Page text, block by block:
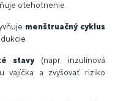
otehotnenie.
menštruačný cyklus
stavy(napr. inzulínová
vajíčka a zvyšovať riziko